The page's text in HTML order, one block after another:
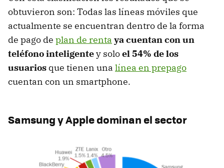
obtuvieron son: Todas las líneas móviles que
actualmente se encuentran dentro de la forma
de pago de plan de renta ya cuentan con un
teléfono inteligentey soloel 54% de los
usuarios que tienen una línea en prepago
cuentan con un smartphone.
Samsung y Apple dominan el sector